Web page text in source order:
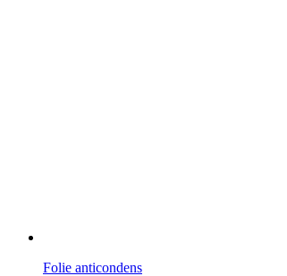
Folie anticondens